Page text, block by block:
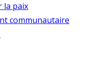
la paix
communautaire